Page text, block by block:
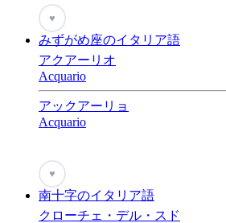
♥
みずがめ座のイタリア語
アクアーリオ
Acquario
アックアーリョ
Acquario
♥
南十字のイタリア語
クローチェ・デル・スド